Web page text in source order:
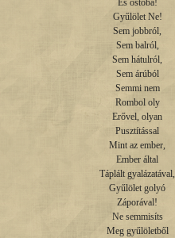
És ostoba!
Gyűlölet Ne!
Sem jobbról,
Sem balról,
Sem hátulról,
Sem árúból
Semmi nem
Rombol oly
Erővel, olyan
Pusztítással
Mint az ember,
Ember által
Táplált gyalázatával,
Gyűlölet golyó
Záporával!
Ne semmisíts
Meg gyűlöletből